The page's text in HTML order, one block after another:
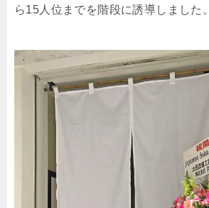
ら15人位までを階段に誘導しました。